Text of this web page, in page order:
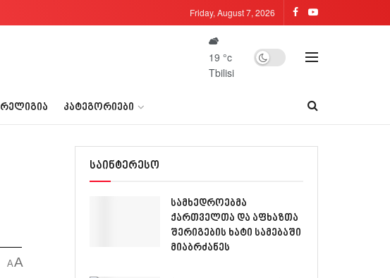
Friday, August 7, 2026
19 °c
Tbilisi
ᲠᲔᲚᲘᲒᲘᲐ ᲙᲐᲢᲔᲒᲝᲠᲘᲔᲑᲘ
AA
საინტერესო
სამხედროებმა
ქართველთა და აფხაზთა
შერიგების ხატი სამებაში
მიაბრძანეს